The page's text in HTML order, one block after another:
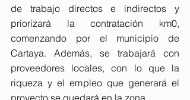
de trabajo directos e indirectos y
priorizará la contratación km0,
comenzando por el municipio de
Cartaya. Además, se trabajará con
proveedores locales, con lo que la
riqueza y el empleo que generará el
proyecto se quedará en la zona.